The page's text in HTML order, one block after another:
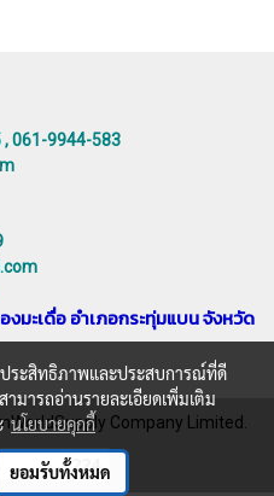
061-9944-583
มะเดื่อ อำเภอกระทุ่มแบน จังหวัด
Company Limited.
224
ประสิทธิภาพและประสบการณ์ที่ดี
ามารถอ่านรายละเอียดเพิ่มเติม
นโยบายคุกกี้
ยอมรับทั้งหมด